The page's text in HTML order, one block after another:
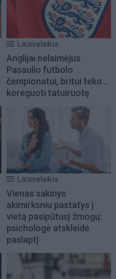
Laisvalaikis
Anglijai nelaimėjus
Pasaulio futbolo
čempionatui, britui teko...
koreguoti tatuiruotę
Laisvalaikis
Vienas sakinys
akimirksniu pastatys į
vietą pasipūtusį žmogų:
psichologė atskleidė
paslaptį